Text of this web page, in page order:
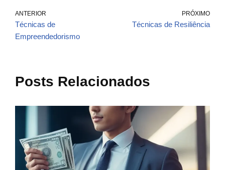
ANTERIOR
Técnicas de
Empreendedorismo
PRÓXIMO
Técnicas de Resiliência
Posts Relacionados